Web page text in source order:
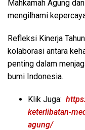
Mahkamah Agung
mengilhami
Refleksi Kinerja
kolaborasi antara
penting dalam
bumi Indonesia.
Klik Juga:
keterlibatan-
agung/